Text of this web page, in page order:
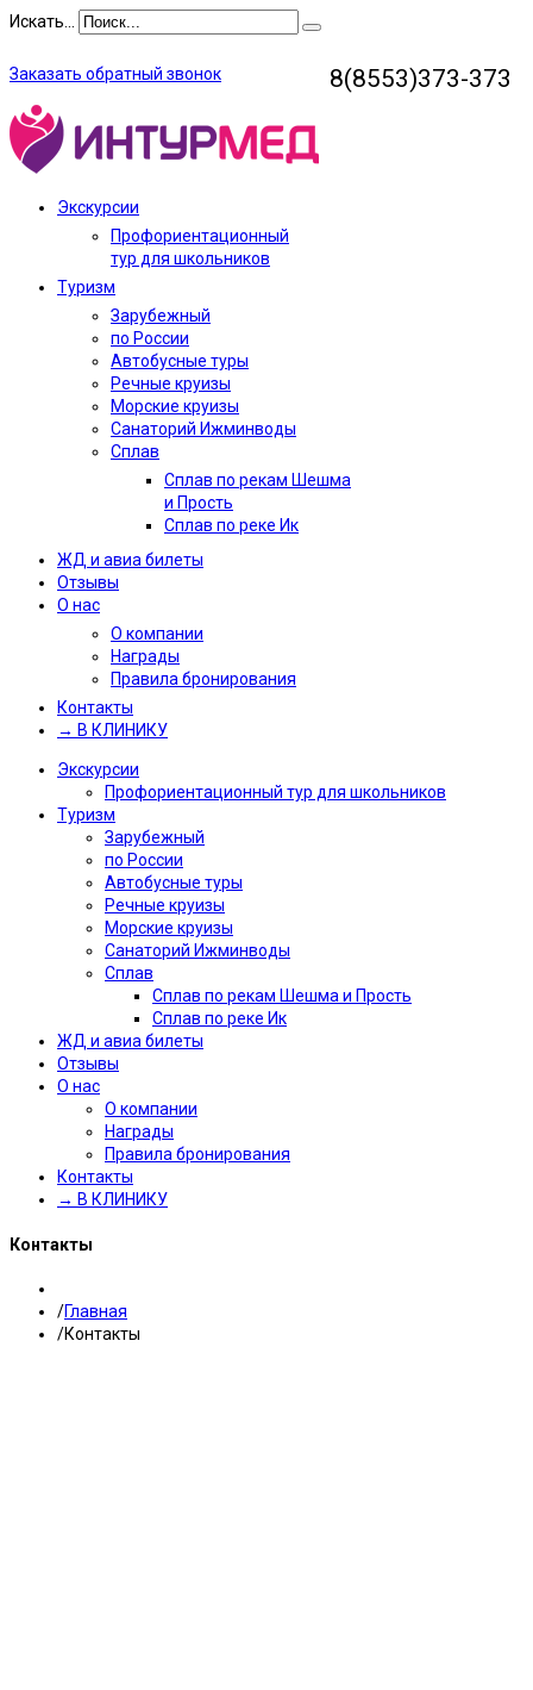
Искать...
Заказать обратный звонок 8(8553)373-373
Экскурсии
Профориентационный
тур для школьников
Туризм
Зарубежный
по России
Автобусные туры
Речные круизы
Морские круизы
Санаторий Ижминводы
Сплав
Сплав по рекам Шешма
и Прость
Сплав по реке Ик
ЖД и авиа билеты
Отзывы
О нас
О компании
Награды
Правила бронирования
Контакты
→ В КЛИНИКУ
Экскурсии
Профориентационный тур для школьников
Туризм
Зарубежный
по России
Автобусные туры
Речные круизы
Морские круизы
Санаторий Ижминводы
Сплав
Сплав по рекам Шешма и Прость
Сплав по реке Ик
ЖД и авиа билеты
Отзывы
О нас
О компании
Награды
Правила бронирования
Контакты
→ В КЛИНИКУ
Контакты
Главная
Контакты